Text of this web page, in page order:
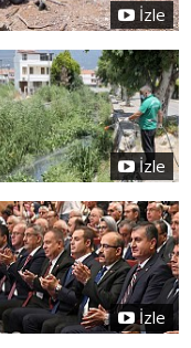
İzle
İzle
İzle